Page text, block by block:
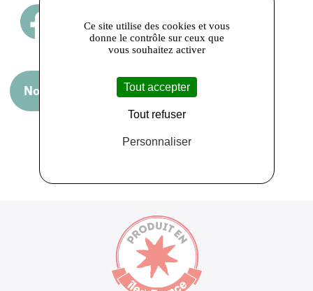
Nous rendre visite
Retour sur la liste des adhérents
Ce site utilise des cookies et vous
donne le contrôle sur ceux que
vous souhaitez activer
Tout accepter
Tout refuser
Personnaliser